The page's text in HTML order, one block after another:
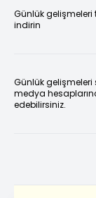
Günlük gelişmeleri
indirin
Günlük gelişmeleri
medya
edebilirsiniz.